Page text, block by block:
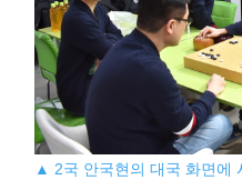
▲ 2국 안국현의 대국 화면에